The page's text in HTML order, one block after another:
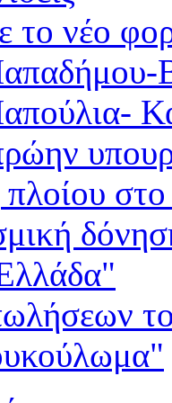
το νέο
στο